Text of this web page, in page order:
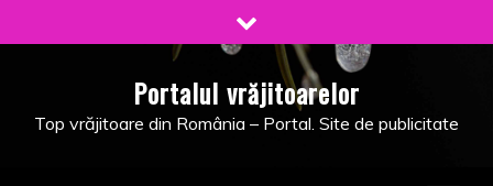
to
Portalul vrăjitoarelor
Top vrăjitoare din România – Portal. Site de publicitate